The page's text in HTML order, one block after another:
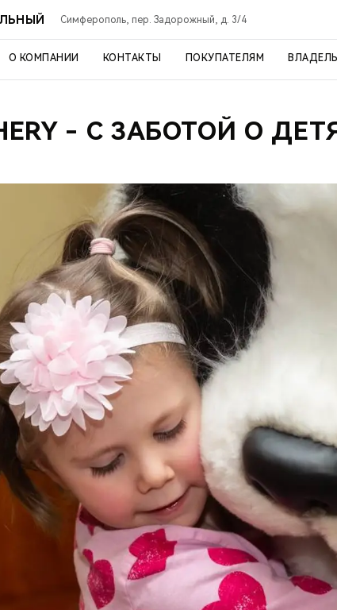
Симферополь, пер. Задорожный, д. 3/4
О КОМПАНИИ КОНТАКТЫ ПОКУПАТЕЛЯМ
- С ЗАБОТОЙ О